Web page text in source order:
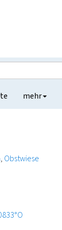
mehr
Obstwiese